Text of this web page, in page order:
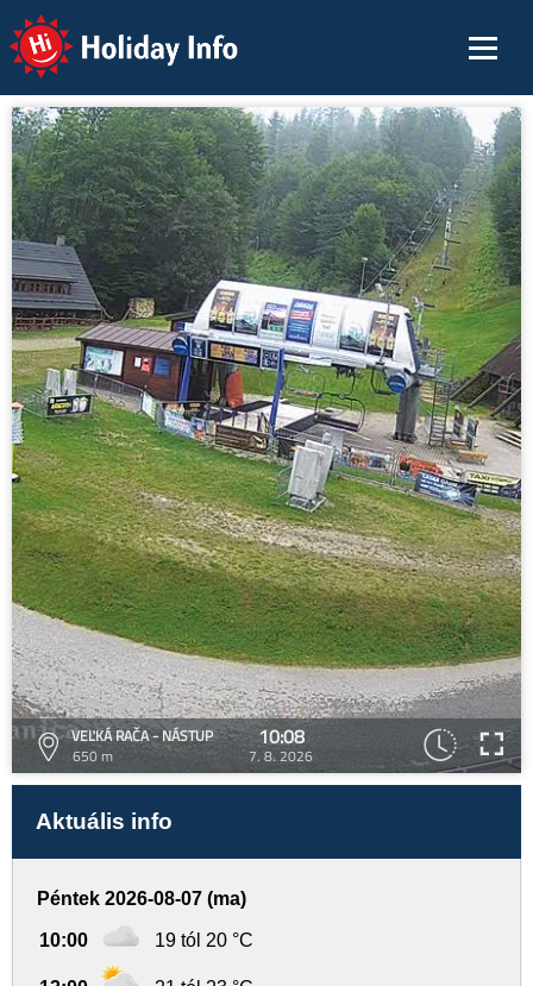
Holiday Info
VEĽKÁ RAČA - NÁSTUP
650 m
10:08
7. 8. 2026
Aktuális info
Péntek 2026-08-07 (ma)
10:00 19 tól 20 °C